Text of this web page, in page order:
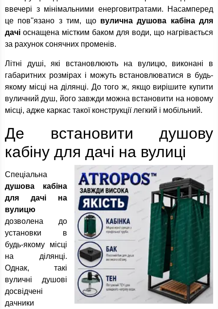
ввечері з мінімальними енерговитратами. Насамперед
це пов''язано з тим, що вулична душова кабіна для
дачі оснащена містким баком для води, що нагрівається
за рахунок сонячних променів.
Літні душі, які встановлюють на вулицю, виконані в
габаритних розмірах і можуть встановлюватися в будь-
якому місці на ділянці. До того ж, якщо вирішите купити
вуличний душ, його завжди можна встановити на новому
місці, адже каркас такої конструкції легкий і мобільний.
Де встановити душову
кабіну для дачі на вулиці
Спеціальна
душова кабіна
для дачі на
вулицю
дозволена до
установки в
будь-якому місці
на ділянці.
Однак, такі
вуличні душові
досвідчені
дачники